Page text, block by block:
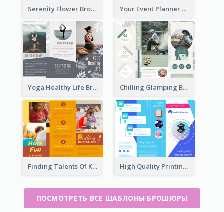
Serenity Flower Brochure Your Event Planner Brochure
Yoga Healthy Life Brochure Chilling Glamping Brochure
Finding Talents Of Kids Brochure High Quality Printing Service Brochure
ПОСМОТРЕТЬ ВСЕ ШАБЛОНЫ БРОШЮРЫ